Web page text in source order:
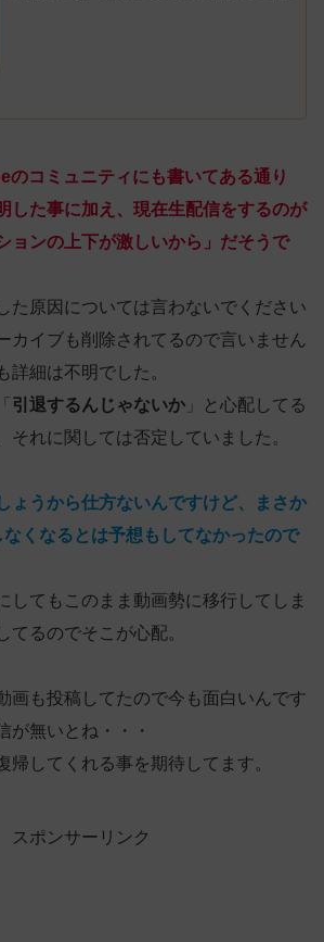
コミュニティにも書いてある通り
した事に加え、現在生配信をするのが
ョンの上下が激しいから」だそうで
た原因については言わないでください
カイブも削除されてるので言いません
詳細は不明でした。
引退するんじゃないか 」と心配してる
それに関しては否定していました。
ょうから仕方ないんですけど、まさか
くなるとは予想もしてなかったので
してもこのまま動画勢に移行してしま
てるのでそこが心配。
画も投稿してたので今も面白いんです
が無いとね・・・
帰してくれる事を期待してます。
スポンサーリンク